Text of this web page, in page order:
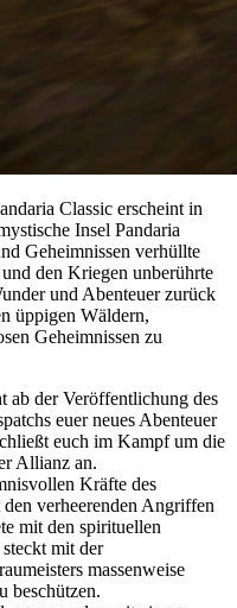
Classic erscheint in
Insel Pandaria
Geheimnissen verhüllte
den Kriegen unberührte
und Abenteuer zurück
üppigen Wäldern,
Geheimnissen zu
ab der Veröffentlichung des
euer neues Abenteuer
euch im Kampf um die
Allianz an.
Kräfte des
verheerenden Angriffen
mit den spirituellen
mit der
massenweise
beschützen.